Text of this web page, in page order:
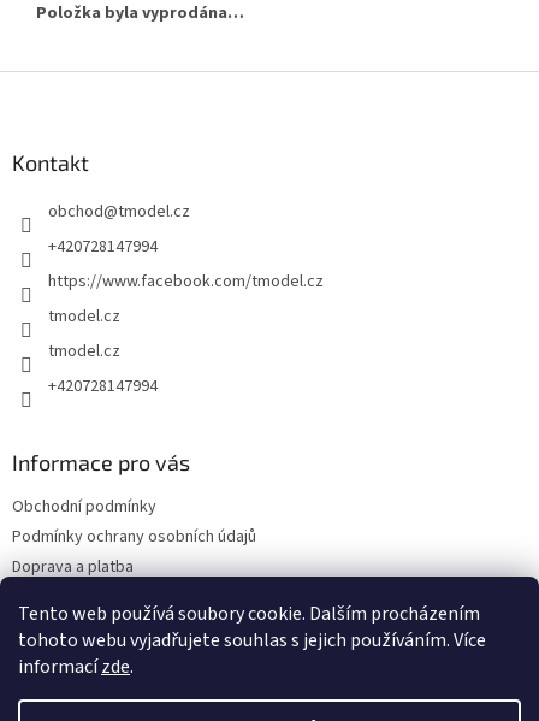
Tento web používá soubory cookie. Dalším procházením
tohoto webu vyjadřujete souhlas s jejich používáním. Více
informacízde.
Položka byla vyprodána…
Kontakt
obchod@tmodel.cz
+420728147994
https://www.facebook.com/tmodel.cz
tmodel.cz
tmodel.cz
+420728147994
Informace pro vás
Obchodní podmínky
Podmínky ochrany osobních údajů
Doprava a platba
Kontakty